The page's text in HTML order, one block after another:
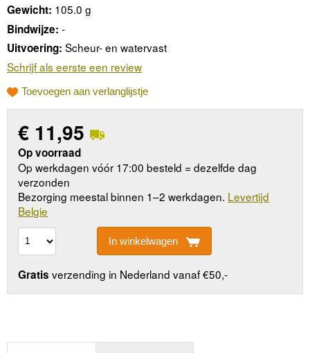
Gewicht: 105.0 g
Bindwijze: -
Uitvoering: Scheur- en watervast
Schrijf als eerste een review
Toevoegen aan verlanglijstje
€ 11,95
Op voorraad
Op werkdagen vóór 17:00 besteld = dezelfde dag
verzonden
Bezorging meestal binnen 1–2 werkdagen. Levertijd
Belgie
In winkelwagen
Gratis verzending in Nederland vanaf €50,-